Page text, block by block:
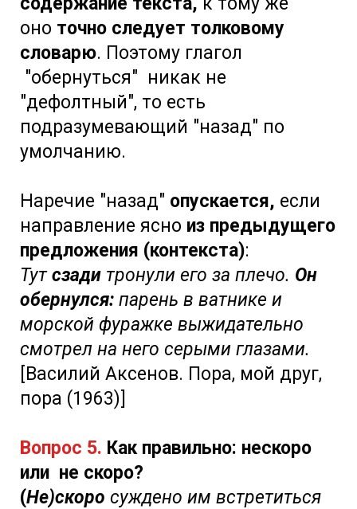
оно точно следует толковому
словарю. Поэтому глагол
"обернуться" никак не
"дефолтный", то есть
подразумевающий "назад" по
умолчанию.
Наречие "назад" опускается, если
направление ясно из предыдущего
предложения (контекста):
Тутсзади тронули его за плечо. Он
обернулся: парень в ватнике и
морской фуражке выжидательно
смотрел на него серыми глазами.
[Василий Аксенов. Пора, мой друг,
пора (1963)]
Вопрос 5. Как правильно: нескоро
или не скоро?
(Не)скоро суждено им встретиться